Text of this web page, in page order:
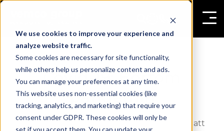
We use cookies to improve your experience and
analyze website traffic.
Some cookies are necessary for site functionality,
while others help us personalize content and ads.
You can manage your preferences at any time.
This website uses non-essential cookies (like
tracking, analytics, and marketing) that require your
consent under GDPR. These cookies will only be
set if you accept them. You can update your
Covid-19: Bortom
pandemin
Upptäck hur Vemco Group hjälpte företag att